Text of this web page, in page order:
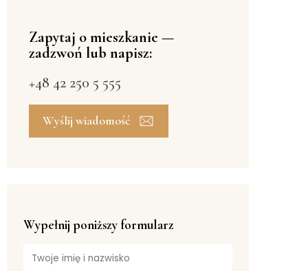
Zapytaj o mieszkanie —
zadzwoń lub napisz:
+48 42 250 5 555
Wyślij wiadomość
Wypełnij poniższy formularz